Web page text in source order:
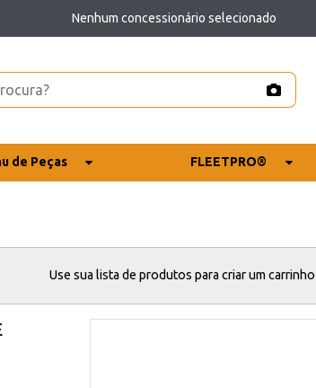
Nenhum concessionário selecionado
de Peças FLEETPRO®
Use sua lista de produtos para criar um